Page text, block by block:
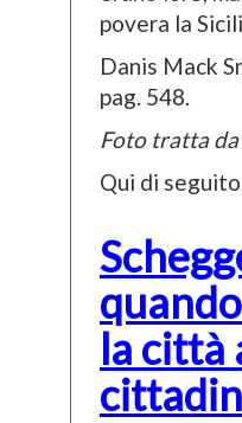
povera la
Danis Mack
pag. 548.
Foto tratta
Qui di
la città